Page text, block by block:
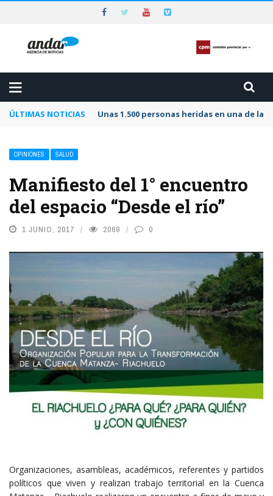
ÚLTIMAS NOTICIAS Unas 1.500 personas heridas en una de
OPINIONES SALUD
Manifiesto del 1° encuentro
del espacio “Desde el río”
1 JUNIO, 2017 2069 0
Organizaciones, asambleas, académicos, referentes y partidos
políticos que viven y realizan trabajo territorial en la Cuenca